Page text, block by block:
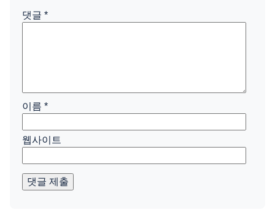
댓글 *
이름 *
웹사이트
댓글 제출